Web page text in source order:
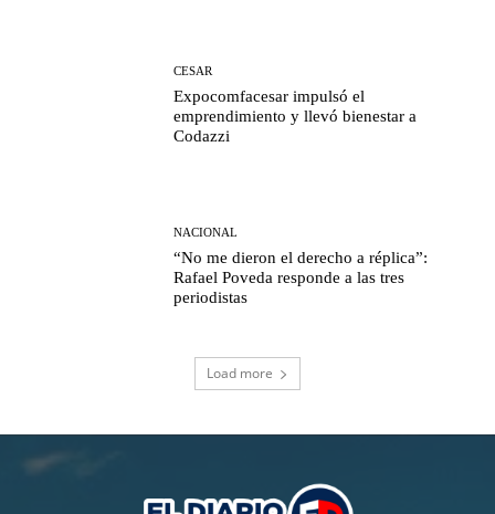
CESAR
Expocomfacesar impulsó el
emprendimiento y llevó bienestar a
Codazzi
NACIONAL
“No me dieron el derecho a réplica”:
Rafael Poveda responde a las tres
periodistas
Load more